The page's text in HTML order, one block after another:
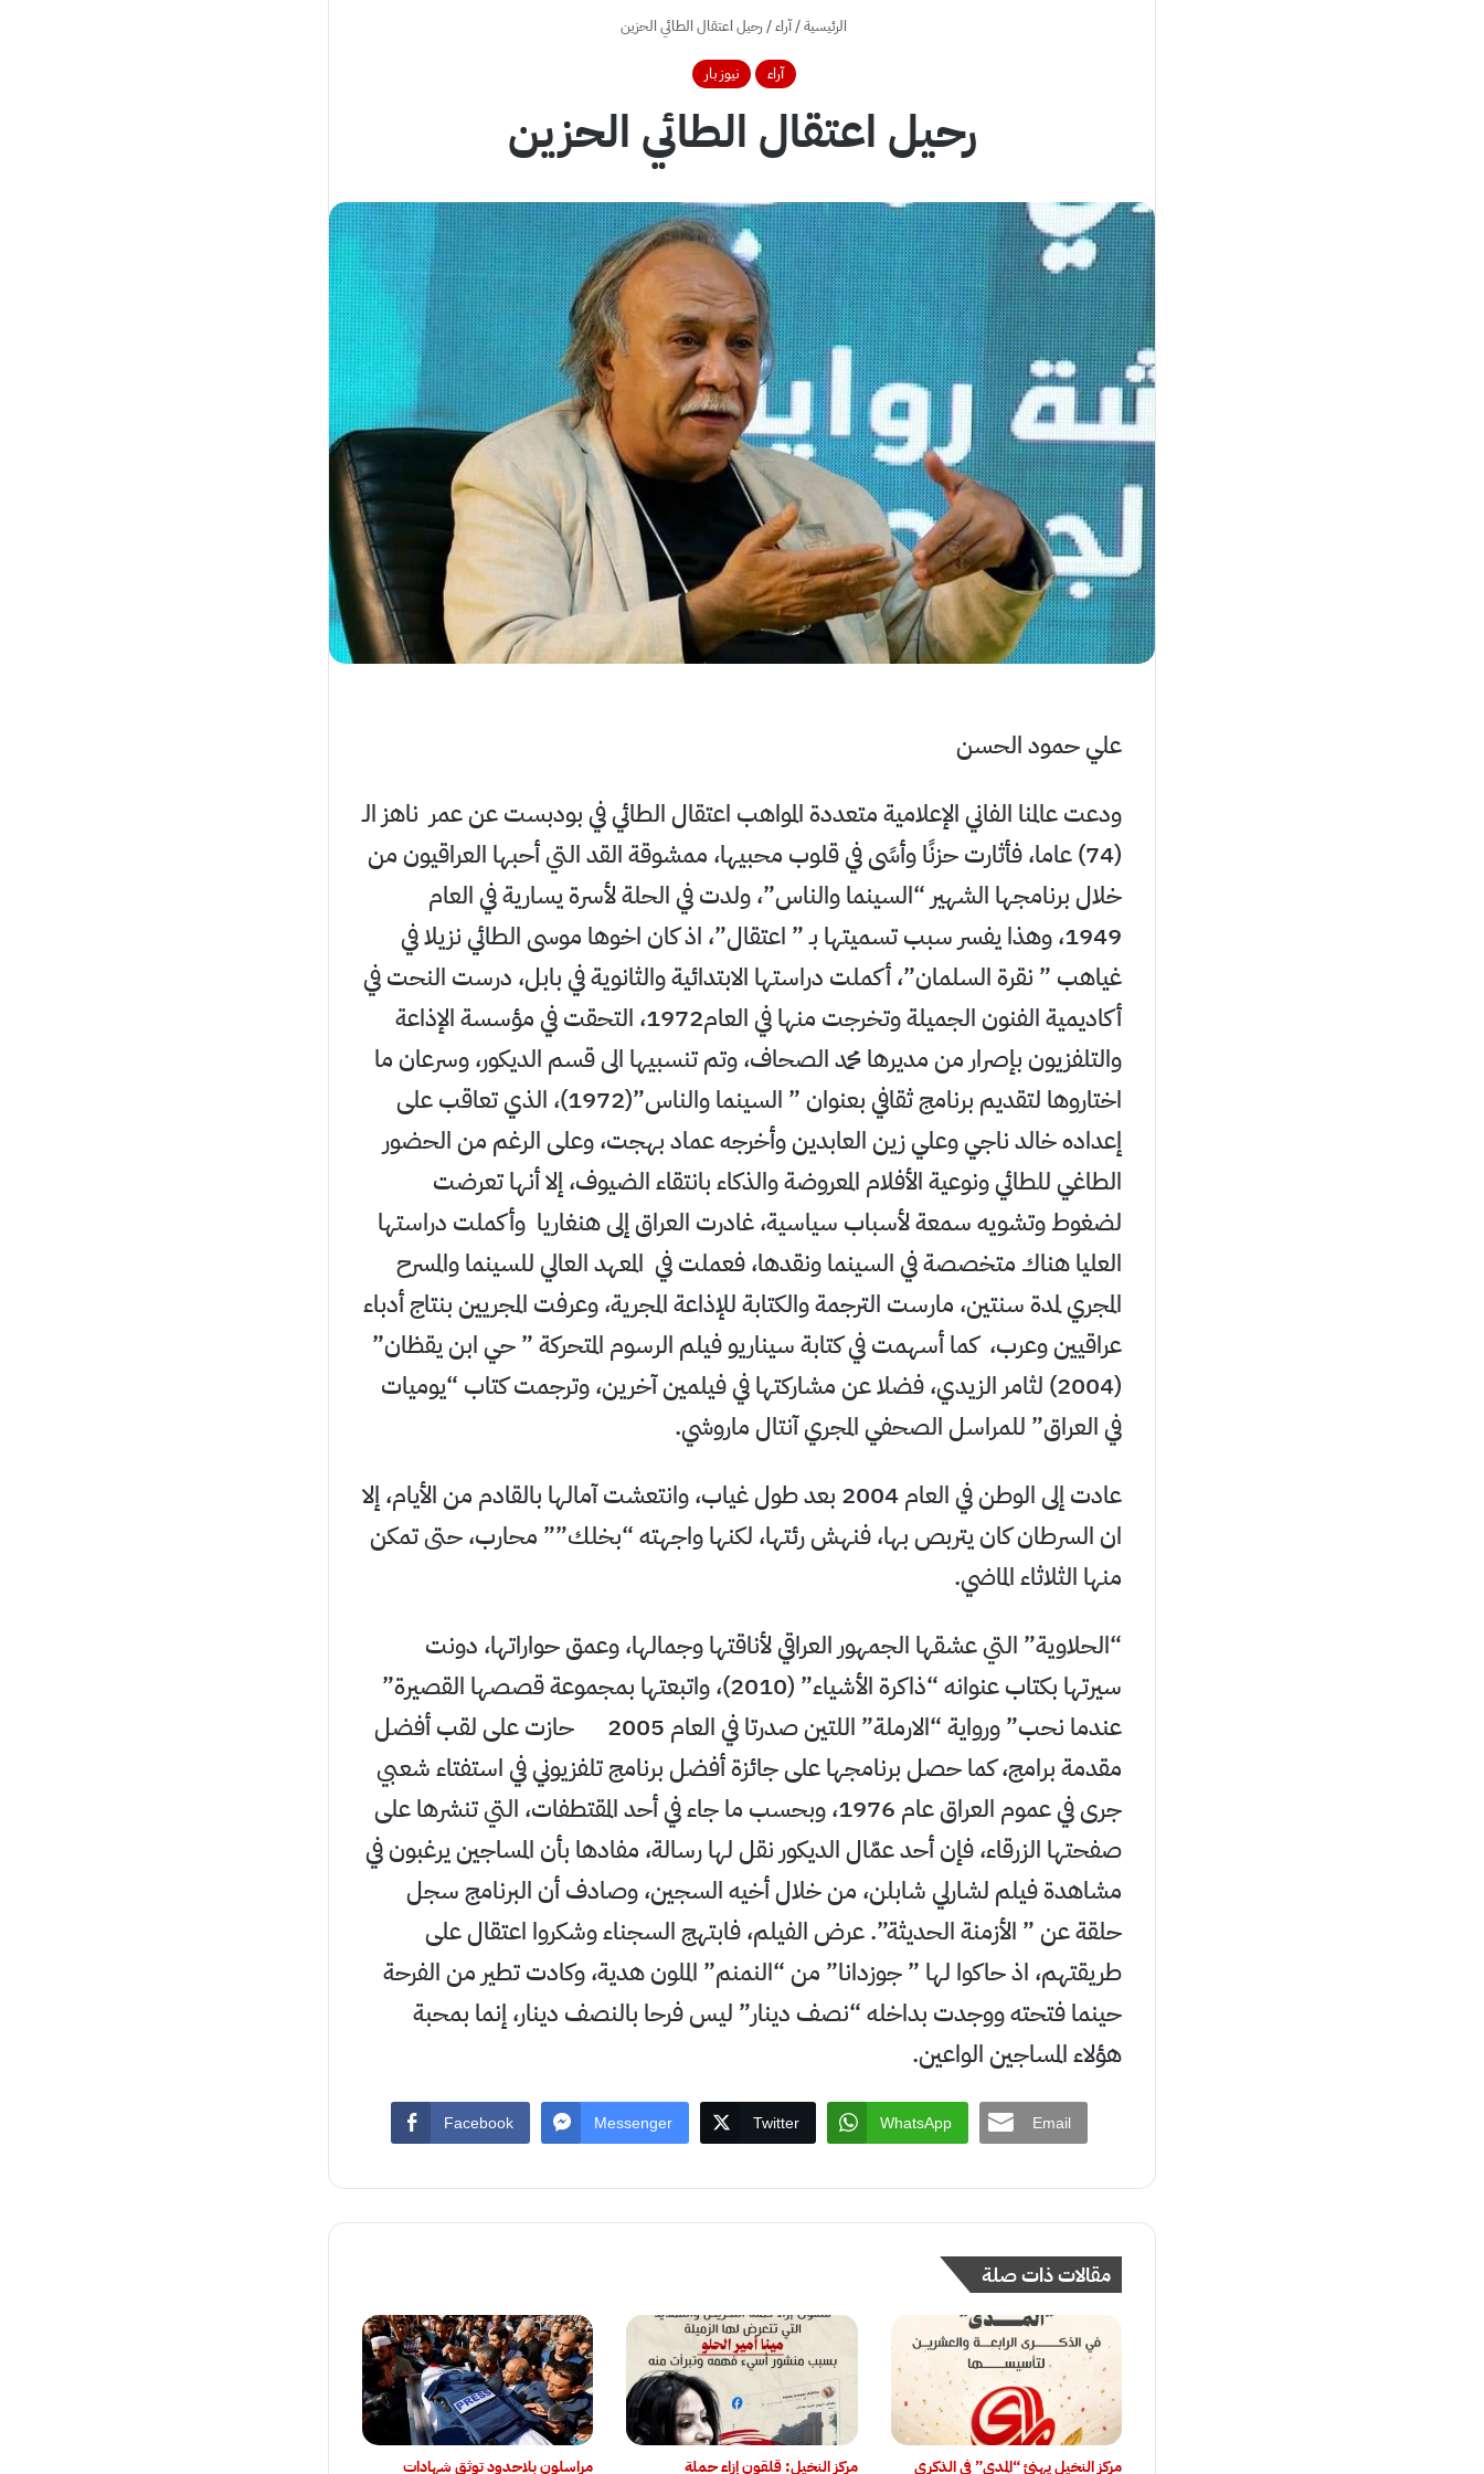
الرئيسية/آراء/ رحيل اعتقال الطائي الحزين
آراء نيوز بار
رحيل اعتقال الطائي الحزين
علي حمود الحسن
ودعت عالمنا الفاني الإعلامية متعددة المواهب اعتقال الطائي في بودبست عن عمر ناهز الـ
(74) عاما، فأثارت حزنًا وأسًى في قلوب محبيها، ممشوقة القد التي أحبها العراقيون من
خلال برنامجها الشهير “السينما والناس”، ولدت في الحلة لأسرة يسارية في العام
1949، وهذا يفسر سبب تسميتها بـ ” اعتقال”، اذ كان اخوها موسى الطائي نزيلا في
غياهب ” نقرة السلمان”، أكملت دراستها الابتدائية والثانوية في بابل، درست النحت في
أكاديمية الفنون الجميلة وتخرجت منها في العام1972، التحقت في مؤسسة الإذاعة
والتلفزيون بإصرار من مديرها محمد الصحاف، وتم تنسبيها الى قسم الديكور، وسرعان ما
اختاروها لتقديم برنامج ثقافي بعنوان ” السينما والناس”(1972)، الذي تعاقب على
إعداده خالد ناجي وعلي زين العابدين وأخرجه عماد بهجت، وعلى الرغم من الحضور
الطاغي للطائي ونوعية الأفلام المعروضة والذكاء بانتقاء الضيوف، إلا أنها تعرضت
لضغوط وتشويه سمعة لأسباب سياسية، غادرت العراق إلى هنغاريا وأكملت دراستها
العليا هناك متخصصة في السينما ونقدها، فعملت في المعهد العالي للسينما والمسرح
المجري لمدة سنتين، مارست الترجمة والكتابة للإذاعة المجرية، وعرفت المجريين بنتاج أدباء
عراقيين وعرب، كما أسهمت في كتابة سيناريو فيلم الرسوم المتحركة ” حي ابن يقظان”
(2004) لثامر الزيدي، فضلا عن مشاركتها في فيلمين آخرين، وترجمت كتاب “يوميات
في العراق” للمراسل الصحفي المجري آنتال ماروشي.
عادت إلى الوطن في العام 2004 بعد طول غياب، وانتعشت آمالها بالقادم من الأيام، إلا
ان السرطان كان يتربص بها، فنهش رئتها، لكنها واجهته “بخلك”” محارب، حتى تمكن
منها الثلاثاء الماضي.
“الحلاوية” التي عشقها الجمهور العراقي لأناقتها وجمالها، وعمق حواراتها، دونت
سيرتها بكتاب عنوانه “ذاكرة الأشياء” (2010)، واتبعتها بمجموعة قصصها القصيرة”
عندما نحب” ورواية “الارملة” اللتين صدرتا في العام 2005 حازت على لقب أفضل
مقدمة برامج، كما حصل برنامجها على جائزة أفضل برنامج تلفزيوني في استفتاء شعبي
جرى في عموم العراق عام 1976، وبحسب ما جاء في أحد المقتطفات، التي تنشرها على
صفحتها الزرقاء، فإن أحد عمّال الديكور نقل لها رسالة، مفادها بأن المساجين يرغبون في
مشاهدة فيلم لشارلي شابلن، من خلال أخيه السجين، وصادف أن البرنامج سجل
حلقة عن ” الأزمنة الحديثة”. عرض الفيلم، فابتهج السجناء وشكروا اعتقال على
طريقتهم، اذ حاكوا لها ” جوزدانا” من “النمنم” الملون هدية، وكادت تطير من الفرحة
حينما فتحته ووجدت بداخله “نصف دينار” ليس فرحا بالنصف دينار، إنما بمحبة
هؤلاء المساجين الواعين.
Facebook Messenger Twitter WhatsApp Email
مقالات ذات صلة
مركز النخيل يهنئ “المدى” في الذكرى
مركز النخيل: قلقون إزاء حملة
‏مراسلون بلاحدود توثق شهادات